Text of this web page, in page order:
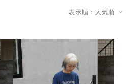
表示順：人気順